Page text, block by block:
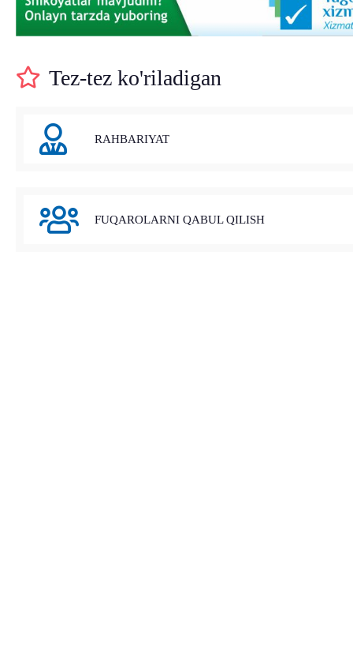
Tez-tez ko'riladigan
RAHBARIYAT
FUQAROLARNI QABUL QILISH